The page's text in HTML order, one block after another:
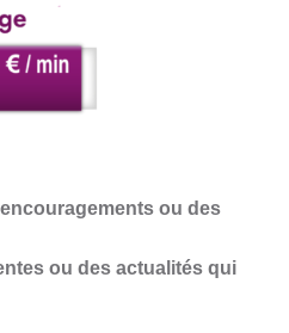
ou des
ou des actualités qui